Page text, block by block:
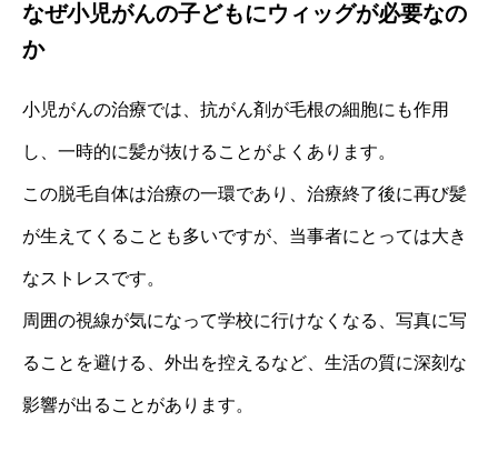
なぜ小児がんの子どもにウィッグが必要なの
か
小児がんの治療では、抗がん剤が毛根の細胞にも作用
し、一時的に髪が抜けることがよくあります。
この脱毛自体は治療の一環であり、治療終了後に再び髪
が生えてくることも多いですが、当事者にとっては大き
なストレスです。
周囲の視線が気になって学校に行けなくなる、写真に写
ることを避ける、外出を控えるなど、生活の質に深刻な
影響が出ることがあります。